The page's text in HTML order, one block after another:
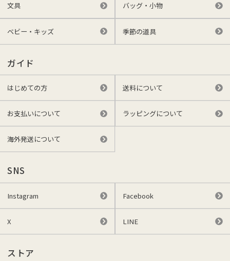
文具 バッグ・小物
ベビー・キッズ 季節の道具
ガイド
はじめての方 送料について
お支払いについて ラッピングについて
海外発送について
SNS
Instagram Facebook
X LINE
ストア